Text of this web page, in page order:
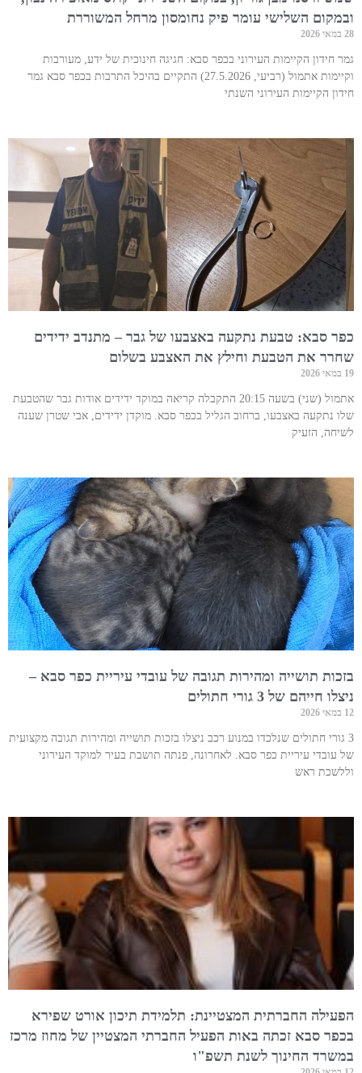
ובמקום השלישי עומר פיק נחומסון מרחל המשוררת
28 במאי 2026
גמר חידון הקיימות העירוני בכפר סבא: חגיגה חינוכית של ידע, מעורבות
וקיימות אתמול (רביעי, 27.5.2026) התקיים בהיכל התרבות בכפר סבא גמר
חידון הקיימות העירוני השנתי
כפר סבא: טבעת נתקעה באצבעו של גבר – מתנדב ידידים
שחרר את הטבעת וחילץ את האצבע בשלום
19 במאי 2026
אתמול (שני) בשעה 20:15 התקבלה קריאה במוקד ידידים אודות גבר שהטבעת
שלו נתקעה באצבעו, ברחוב הגליל בכפר סבא. מוקדן ידידים, אבי שטרן שענה
לשיחה, הזעיק
בזכות תושייה ומהירות תגובה של עובדי עיריית כפר סבא –
ניצלו חייהם של 3 גורי חתולים
12 במאי 2026
3 גורי חתולים שנלכדו במנוע רכב ניצלו בזכות תושייה ומהירות תגובה מקצועית
של עובדי עיריית כפר סבא. לאחרונה, פנתה תושבת בעיר למוקד העירוני
וללשכת ראש
הפעילה החברתית המצטיינת: תלמידת תיכון אורט שפירא
בכפר סבא זכתה באות הפעיל החברתי המצטיין של מחוז מרכז
במשרד החינוך לשנת תשפ"ו